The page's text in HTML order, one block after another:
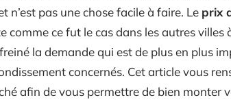
n’est pas une chose facile à faire. Le prix
comme ce fut le cas dans les autres villes
la demande qui est de plus en plus
concernés. Cet article vous
afin de vous permettre de bien monter